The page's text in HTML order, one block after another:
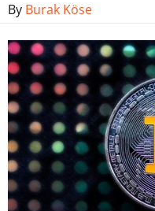
Soru Sor
Contact / İletişim
By Burak Köse